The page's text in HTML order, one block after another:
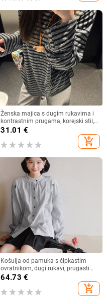
Ženska majica s dugim rukavima i
kontrastnim prugama, korejski stil,
široki kroj, okrugli izrez
31.01 €
add_shopping_cart
Košulja od pamuka s čipkastim
ovratnikom, dugi rukavi, prugasti
uzorak
64.73 €
add_shopping_cart